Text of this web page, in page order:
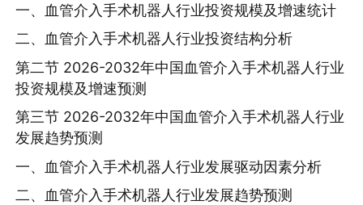
一、血管介入手术机器人行业投资规模及增速统计
二、血管介入手术机器人行业投资结构分析
第二节 2026-2032年中国血管介入手术机器人行业
投资规模及增速预测
第三节 2026-2032年中国血管介入手术机器人行业
发展趋势预测
一、血管介入手术机器人行业发展驱动因素分析
二、血管介入手术机器人行业发展趋势预测